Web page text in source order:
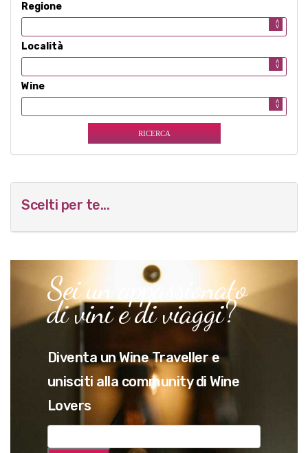
Regione
Località
Wine
Scelti per te...
Sei un appassionato
di vini e di viaggi?
Diventa un Wine Traveller e
unisciti alla community di Wine
Lovers